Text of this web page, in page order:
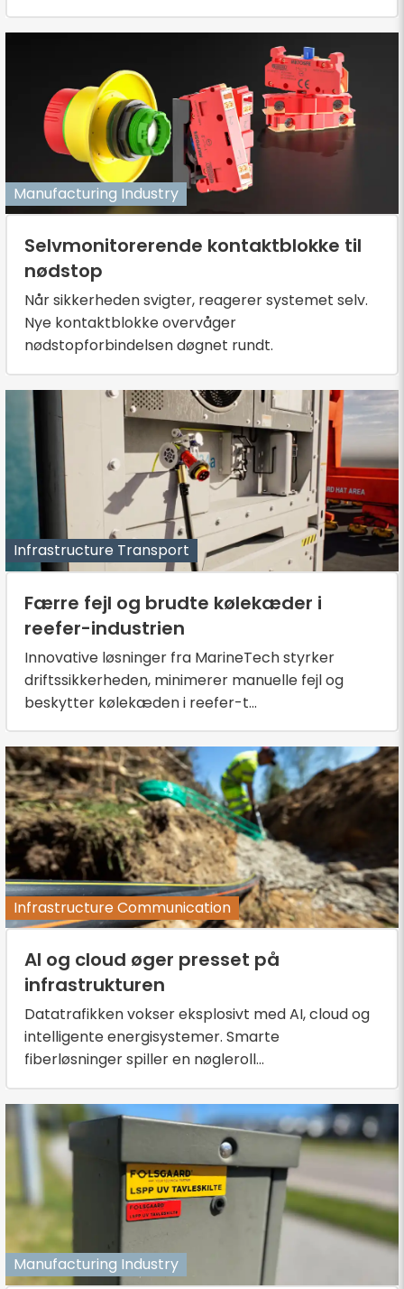
Manufacturing Industry
Selvmonitorerende kontaktblokke til
nødstop
Når sikkerheden svigter, reagerer systemet selv.
Nye kontaktblokke overvåger
nødstopforbindelsen døgnet rundt.
Infrastructure Transport
Færre fejl og brudte kølekæder i
reefer-industrien
Innovative løsninger fra MarineTech styrker
driftssikkerheden, minimerer manuelle fejl og
beskytter kølekæden i reefer-t...
Infrastructure Communication
AI og cloud øger presset på
infrastrukturen
Datatrafikken vokser eksplosivt med AI, cloud og
intelligente energisystemer. Smarte
fiberløsninger spiller en nøgleroll...
Manufacturing Industry